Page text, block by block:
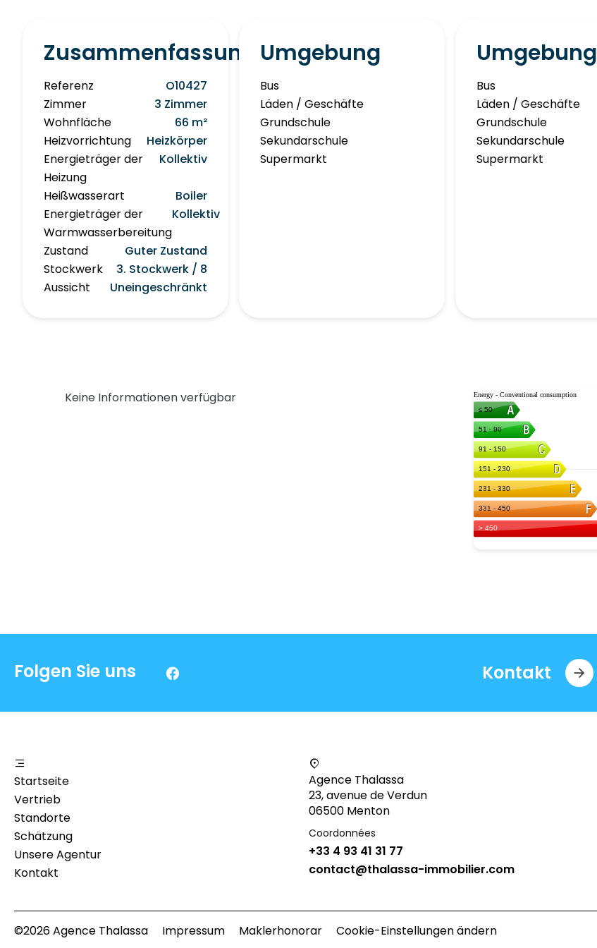
Zusammenfassung
Referenz
O10427
Zimmer
3 Zimmer
Wohnfläche
66 m²
Heizvorrichtung
Heizkörper
Energieträger der
Heizung
Kollektiv
Heißwasserart
Boiler
Energieträger der
Warmwasserbereitung
Kollektiv
Zustand
Guter Zustand
Stockwerk
3. Stockwerk / 8
Aussicht
Uneingeschränkt
Umgebung
Bus
Läden / Geschäfte
Grundschule
Sekundarschule
Supermarkt
Umgebung
Bus
Läden / Geschäfte
Grundschule
Sekundarschule
Supermarkt
Keine Informationen verfügbar
Folgen Sie uns Kontakt
Startseite
Vertrieb
Standorte
Schätzung
Unsere Agentur
Kontakt
Agence Thalassa
23, avenue de Verdun
06500 Menton
Coordonnées
+33 4 93 41 31 77
contact@thalassa-immobilier.com
©2026 Agence Thalassa Impressum Maklerhonorar Cookie-Einstellungen ändern